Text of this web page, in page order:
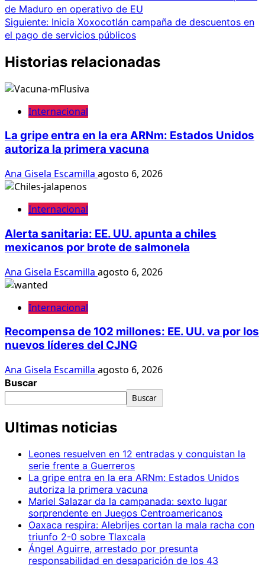
de Maduro en operativo de EU
Siguiente: Inicia Xoxocotlán campaña de descuentos en
el pago de servicios públicos
Historias relacionadas
Internacional
La gripe entra en la era ARNm: Estados Unidos
autoriza la primera vacuna
Ana Gisela Escamilla agosto 6, 2026
Internacional
Alerta sanitaria: EE. UU. apunta a chiles
mexicanos por brote de salmonela
Ana Gisela Escamilla agosto 6, 2026
Internacional
Recompensa de 102 millones: EE. UU. va por los
nuevos líderes del CJNG
Ana Gisela Escamilla agosto 6, 2026
Buscar
Buscar
Ultimas noticias
Leones resuelven en 12 entradas y conquistan la
serie frente a Guerreros
La gripe entra en la era ARNm: Estados Unidos
autoriza la primera vacuna
Mariel Salazar da la campanada: sexto lugar
sorprendente en Juegos Centroamericanos
Oaxaca respira: Alebrijes cortan la mala racha con
triunfo 2-0 sobre Tlaxcala
Ángel Aguirre, arrestado por presunta
responsabilidad en desaparición de los 43